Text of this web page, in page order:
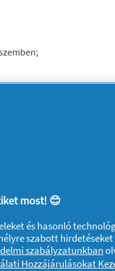
most! 😊
és hasonló
szabott
szabályzatunkban
Hozzájárulásokat